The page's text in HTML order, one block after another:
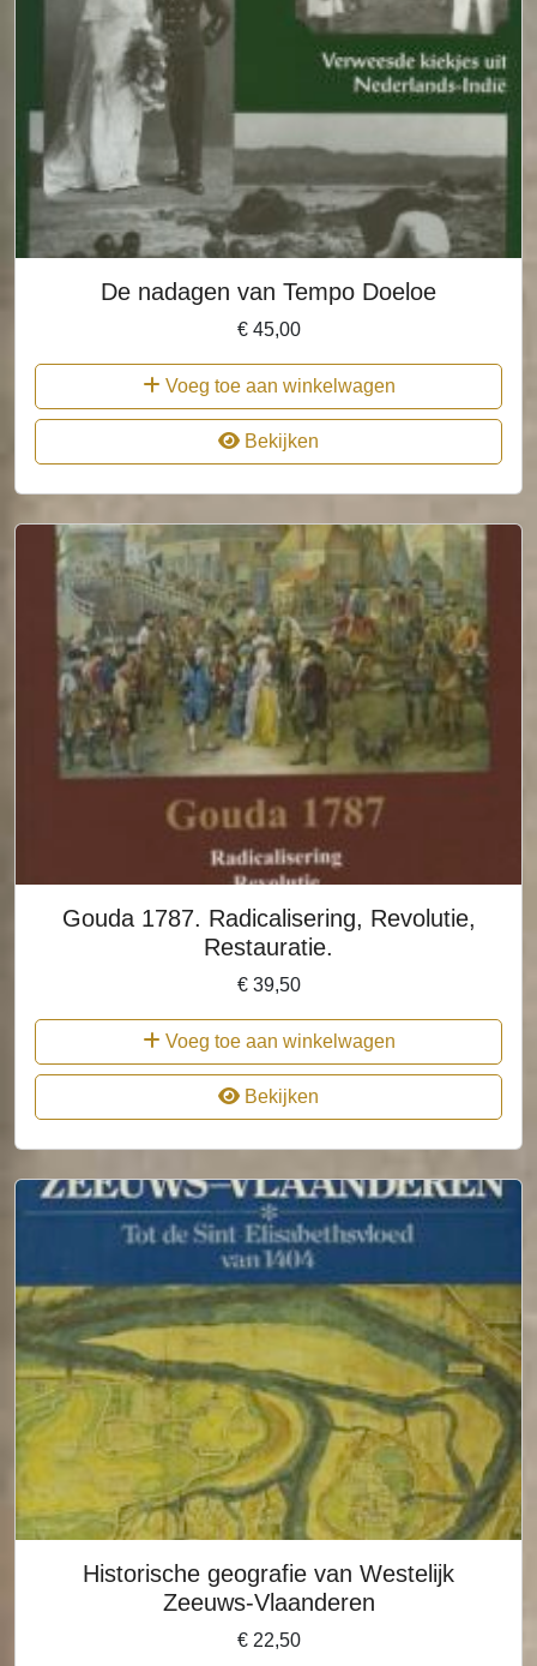
De nadagen van Tempo Doeloe
€45,00
Voeg toe aan winkelwagen
Bekijken
Gouda 1787. Radicalisering, Revolutie,
Restauratie.
€39,50
Voeg toe aan winkelwagen
Bekijken
Historische geografie van Westelijk
Zeeuws-Vlaanderen
€22,50